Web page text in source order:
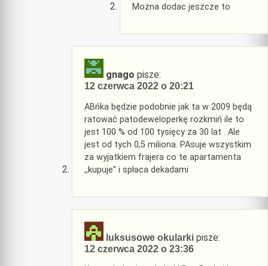
Można dodac jeszcze to
gnago pisze:
12 czerwca 2022 o 20:21
ABńka będzie podobnie jak ta w 2009 będą
ratować patodeweloperkę rozkmiń ile to
jest 100 % od 100 tysięcy za 30 lat . Ale
jest od tych 0,5 miliona. PAsuje wszystkim
za wyjatkiem frajera co te apartamenta
,,kupuje” i spłaca dekadami
luksusowe okularki pisze:
12 czerwca 2022 o 23:36